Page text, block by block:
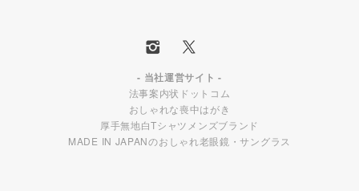
- 当社運営サイト -
法事案内状ドットコム
おしゃれな喪中はがき
厚手無地白Tシャツメンズブランド
MADE IN JAPANのおしゃれ老眼鏡・サングラス